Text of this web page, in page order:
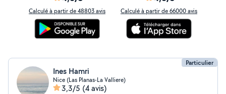
Calculé à partir de 48803 avis Calculé à partir de 66000 avis
Particulier
Ines Hamri
Nice (Las Planas-La Valliere)
3,3/5 (4 avis)